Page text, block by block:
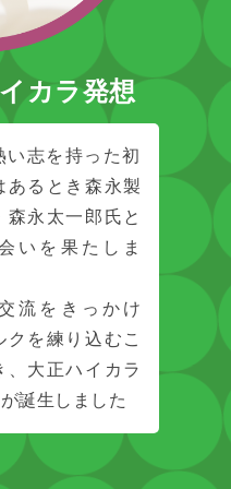
カラ発想
い志を持った初
あるとき森永製
森永太一郎氏と
いを果たしま
流をきっかけ
クを練り込むこ
、大正ハイカラ
誕生しました